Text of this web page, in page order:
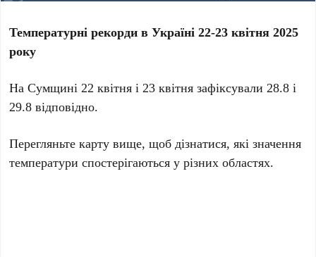
Температурні рекорди в Україні 22-23 квітня 2025
року
На Сумщині 22 квітня і 23 квітня зафіксували 28.8 і
29.8 відповідно.
Перегляньте карту вище, щоб дізнатися, які значення
температури спостерігаються у різних областях.